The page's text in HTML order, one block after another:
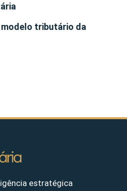
tributário da
estratégica